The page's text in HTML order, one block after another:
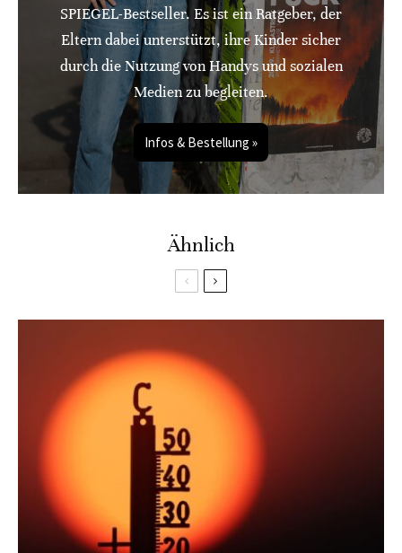
SPIEGEL-Bestseller. Es ist ein Ratgeber, der
Eltern dabei unterstützt, ihre Kinder sicher
durch die Nutzung von Handys und sozialen
Medien zu begleiten.
Infos & Bestellung »
Ähnlich